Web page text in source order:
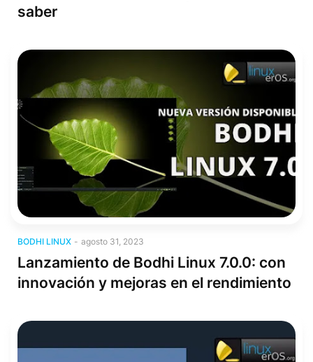
saber
BODHI LINUX - agosto 31, 2023
Lanzamiento de Bodhi Linux 7.0.0: con
innovación y mejoras en el rendimiento